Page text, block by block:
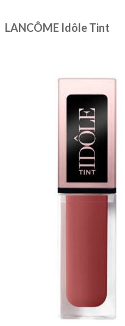
LANCÔME Idôle Tint